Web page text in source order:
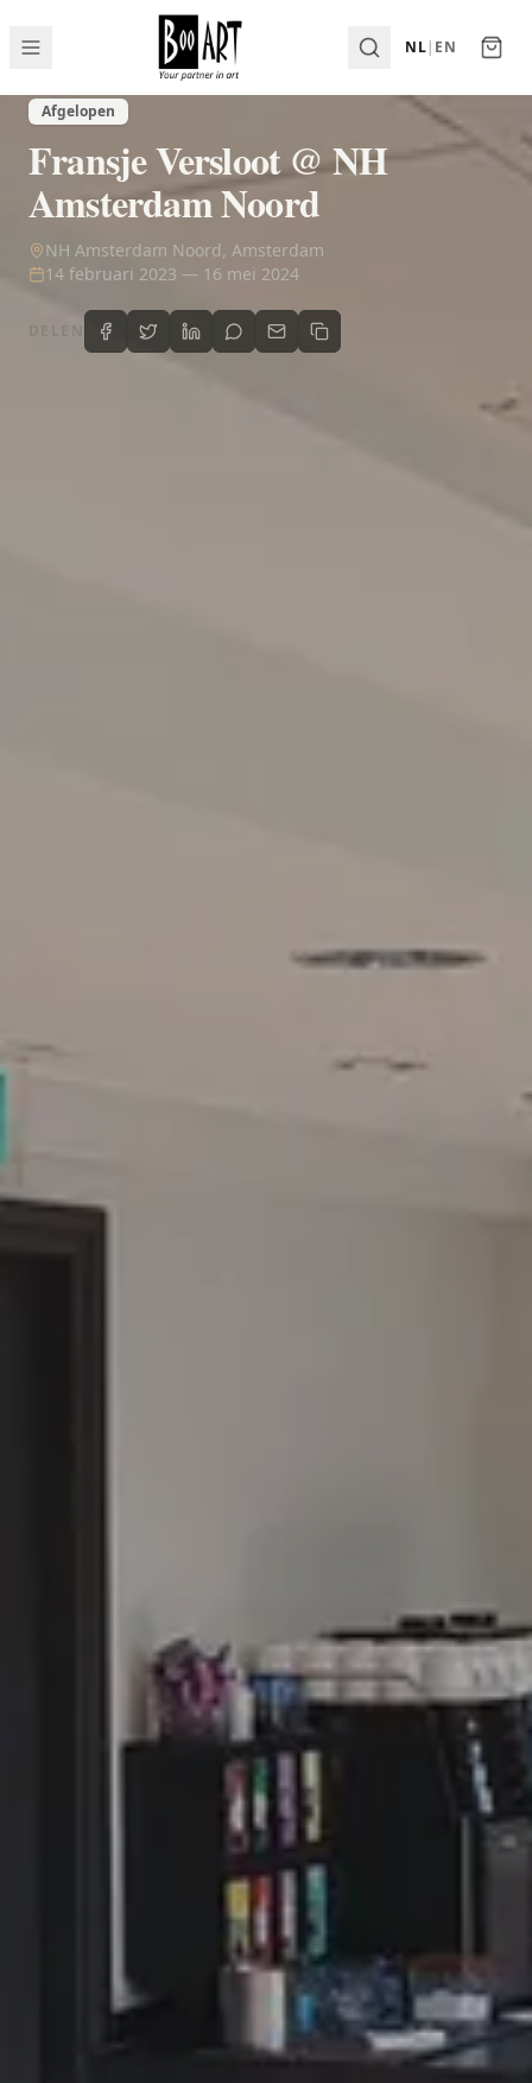
NL| EN
Afgelopen
Fransje Versloot @ NH
Amsterdam Noord
NH Amsterdam Noord, Amsterdam
14 februari 2023 — 16 mei 2024
DELEN